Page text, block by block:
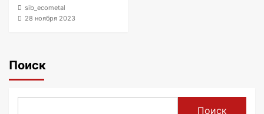
sib_ecometal
28 ноября 2023
Поиск
Поиск